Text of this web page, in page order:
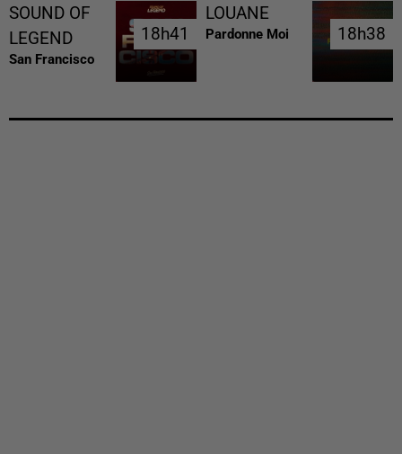
SOUND OF
LEGEND
San Francisco
18h41
18h41
LOUANE
Pardonne Moi 18h38
18h38